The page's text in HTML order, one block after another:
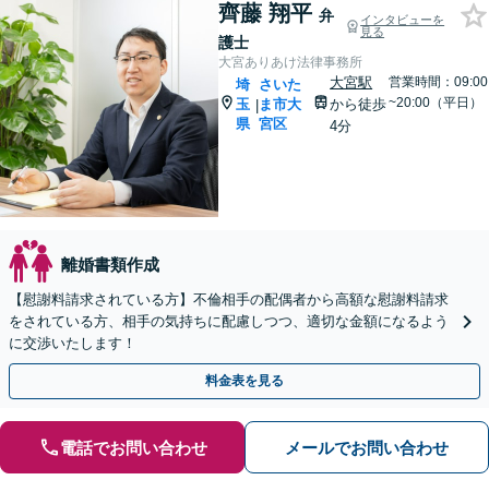
齊藤 翔平 弁
護士
インタビューを
見る
大宮ありあけ法律事務所
埼
玉
県
|
さいた
ま市大
宮区
大宮駅
から徒歩
4分
営業時間：09:00
~20:00（平日）
離婚書類作成
【慰謝料請求されている方】不倫相手の配偶者から高額な慰謝料請求
をされている方、相手の気持ちに配慮しつつ、適切な金額になるよう
に交渉いたします！
料金表を見る
電話でお問い合わせ メールでお問い合わせ